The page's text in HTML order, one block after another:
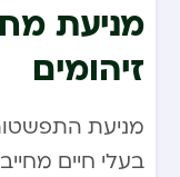
מניעת
זיהומים
מניעת
בעלי חיים